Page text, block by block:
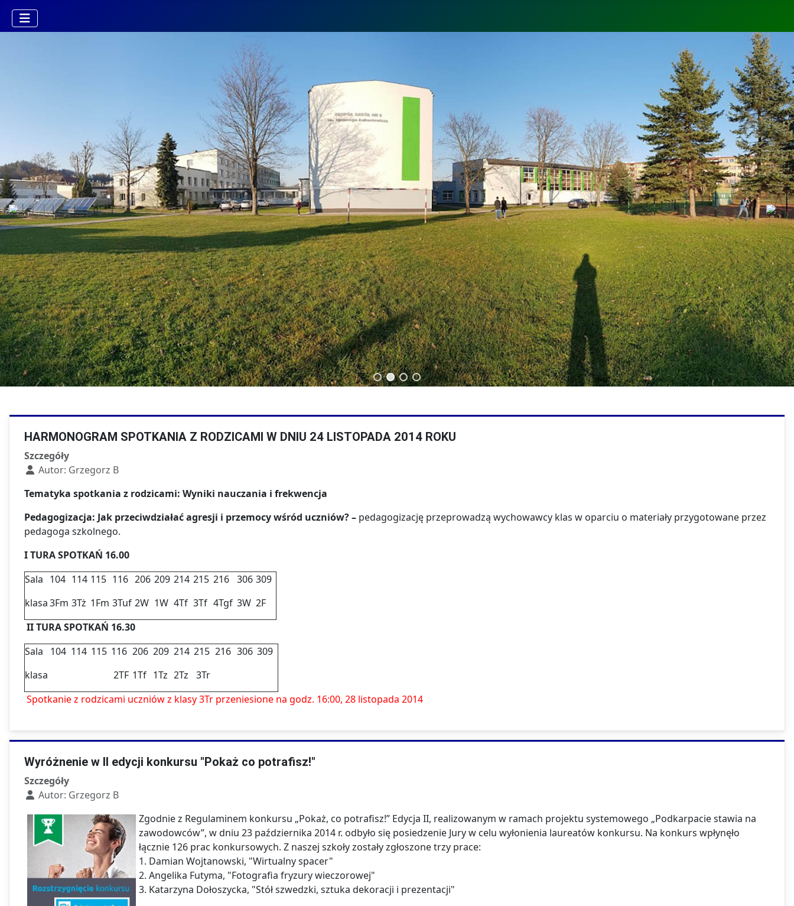
Kierunki w Technikum
Technik fotografii i
multimediów
Technik budownictwa Technik usług fryzjerskich
HARMONOGRAM SPOTKANIA Z RODZICAMI W DNIU 24 LISTOPADA 2014 ROKU
Szczegóły
Autor: Grzegorz B
Tematyka spotkania z rodzicami: Wyniki nauczania i frekwencja
Pedagogizacja: Jak przeciwdziałać agresji i przemocy wśród uczniów? – pedagogizację przeprowadzą wychowawcy klas w oparciu o materiały przygotowane przez
pedagoga szkolnego.
I TURA SPOTKAŃ 16.00
Sala 104 114 115 116 206 209 214 215 216 306 309
klasa3Fm 3Tż 1Fm 3Tuf 2W 1W 4Tf 3Tf 4Tgf 3W 2F
II TURA SPOTKAŃ 16.30
Sala
104 114 115 116 206 209 214 215 216 306 309
klasa
2TF 1Tf 1Tz 2Tz
3Tr
Spotkanie z rodzicami uczniów z klasy 3Tr przeniesione na godz. 16:00, 28 listopada 2014
Wyróżnenie w II edycji konkursu "Pokaż co potrafisz!"
Szczegóły
Autor: Grzegorz B
Zgodnie z Regulaminem konkursu „Pokaż, co potrafisz!” Edycja II, realizowanym w ramach projektu systemowego „Podkarpacie stawia na
zawodowców”, w dniu 23 października 2014 r. odbyło się posiedzenie Jury w celu wyłonienia laureatów konkursu. Na konkurs wpłynęło
łącznie 126 prac konkursowych. Z naszej szkoły zostały zgłoszone trzy prace:
1. Damian Wojtanowski, "Wirtualny spacer"
2. Angelika Futyma, "Fotografia fryzury wieczorowej"
3. Katarzyna Dołoszycka, "Stół szwedzki, sztuka dekoracji i prezentacji"